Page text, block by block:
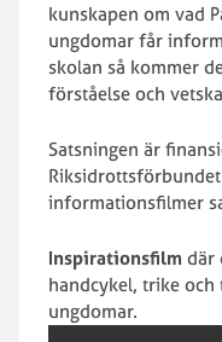
kunskapen om vad
ungdomar får
skolan så kommer
förståelse och
Satsningen är
informationsfilmer
Inspirationsfilm där
handcykel, trike och
ungdomar.